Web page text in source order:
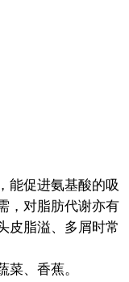
能促进氨基酸的吸
，对脂肪代谢亦有
皮脂溢、多屑时常
菜、香蕉。